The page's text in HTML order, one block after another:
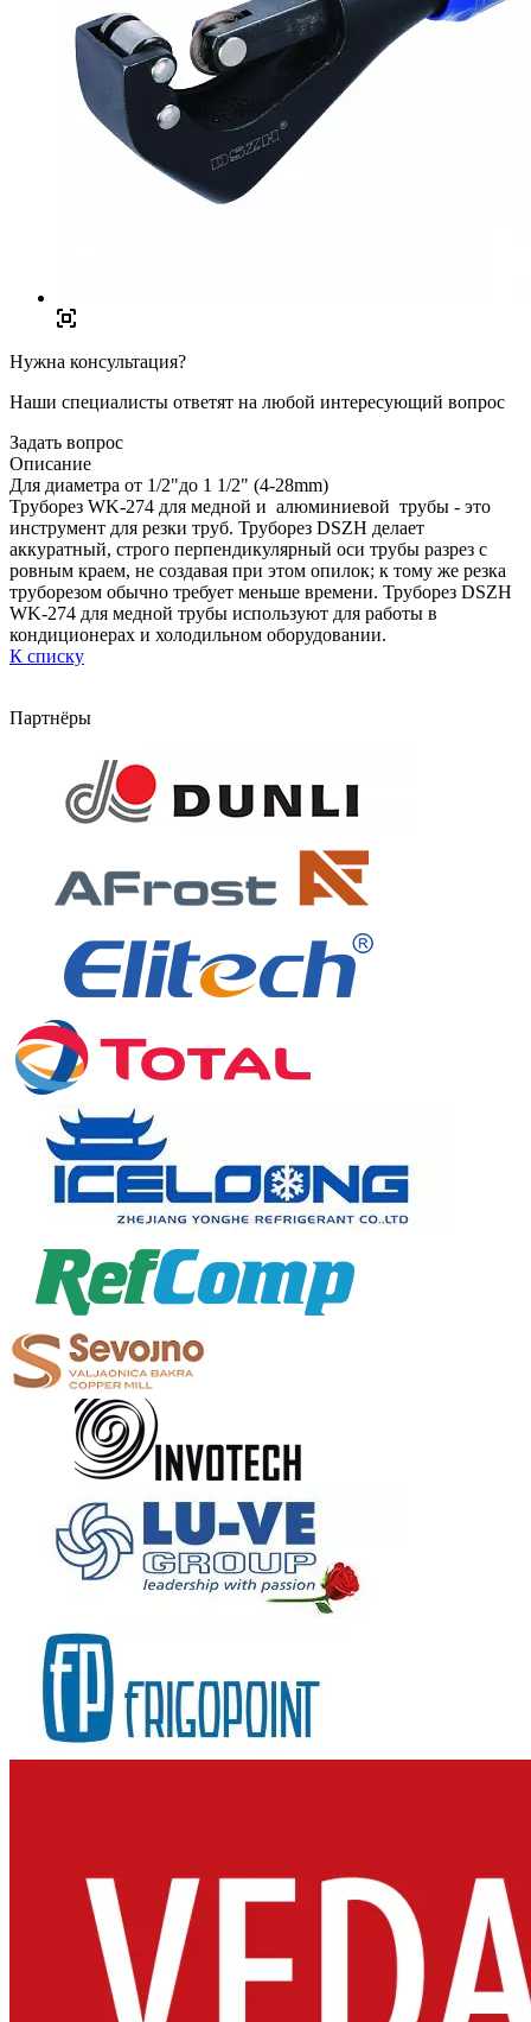
Нужна консультация?
Наши специалисты ответят на любой интересующий вопрос
Задать вопрос
Описание
Для диаметра от 1/2"до 1 1/2" (4-28mm)
Труборез WK-274 для медной и алюминиевой трубы - это
инструмент для резки труб. Труборез DSZH делает
аккуратный, строго перпендикулярный оси трубы разрез с
ровным краем, не создавая при этом опилок; к тому же резка
труборезом обычно требует меньше времени. Труборез DSZH
WK-274 для медной трубы используют для работы в
кондиционерах и холодильном оборудовании.
К списку
Партнёры